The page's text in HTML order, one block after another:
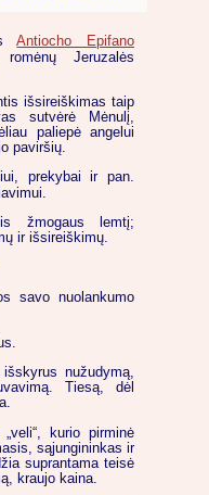
Antiocho Epifano
Jeruzalės
išsireiškimas taip
sutvėrė Mėnulį,
paliepė angelui
paviršių.
prekybai ir pan.
žmogaus lemtį;
ir išsireiškimų.
savo nuolankumo
nužudymą,
Tiesą, dėl
kurio pirminė
sąjungininkas ir
suprantama teisė
kraujo kaina.